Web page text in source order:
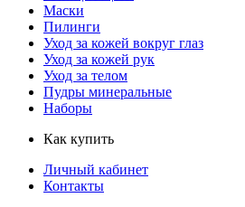
Маски
Пилинги
Уход за кожей вокруг глаз
Уход за кожей рук
Уход за телом
Пудры минеральные
Наборы
Как купить
Личный кабинет
Контакты